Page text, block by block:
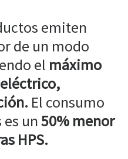
emiten
de un modo
el máximo
El consumo
un50% menor
HPS.